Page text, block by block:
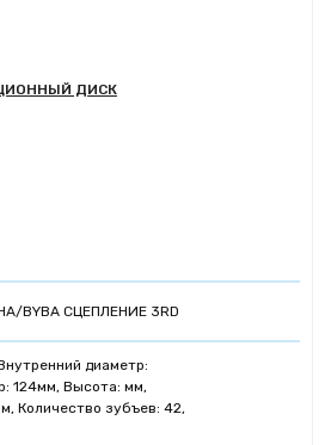
ДИСК
BYBA СЦЕПЛЕНИЕ 3RD
диаметр:
124мм, Высота: мм,
Количество зубъев: 42,